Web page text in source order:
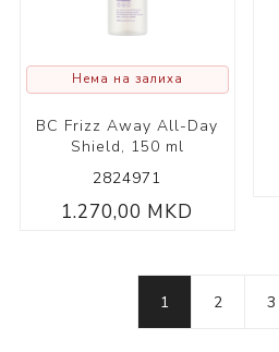
Нема на залиха
BC Frizz Away All-Day
Shield, 150 ml
2824971
1.270,00 MKD
1 2 3